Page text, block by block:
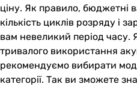
ціну. Як правило, бюджетні
кількість циклів розряду і
вам невеликий період часу.
тривалого використання
рекомендуємо вибирати
категорії. Так ви зможете